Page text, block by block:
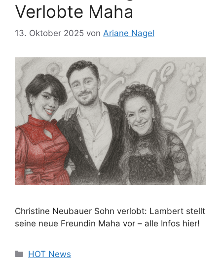
Verlobte Maha
13. Oktober 2025 von Ariane Nagel
Christine Neubauer Sohn verlobt: Lambert stellt
seine neue Freundin Maha vor – alle Infos hier!
Kategorien
HOT News